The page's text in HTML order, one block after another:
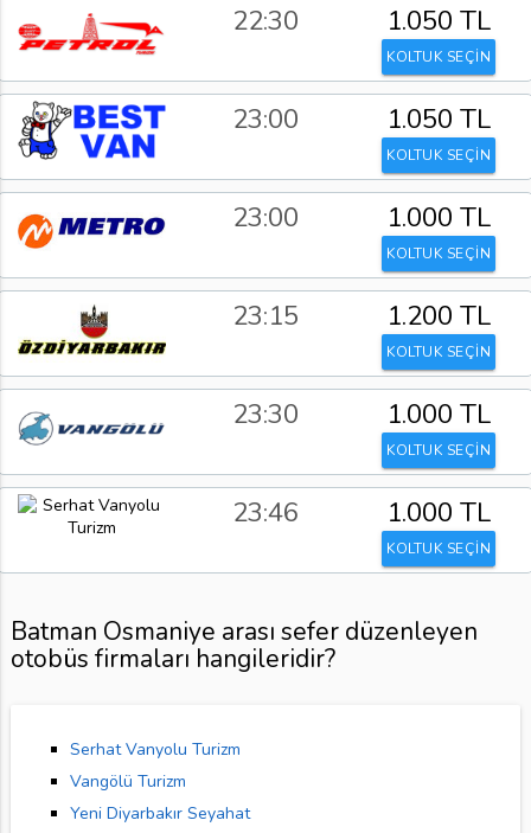
22:30 1.050 TL
KOLTUK SEÇİN
23:00 1.050 TL
KOLTUK SEÇİN
23:00 1.000 TL
KOLTUK SEÇİN
23:15 1.200 TL
KOLTUK SEÇİN
23:30 1.000 TL
KOLTUK SEÇİN
23:46 1.000 TL
KOLTUK SEÇİN
Batman Osmaniye arası sefer düzenleyen
otobüs firmaları hangileridir?
Serhat Vanyolu Turizm
Vangölü Turizm
Yeni Diyarbakır Seyahat